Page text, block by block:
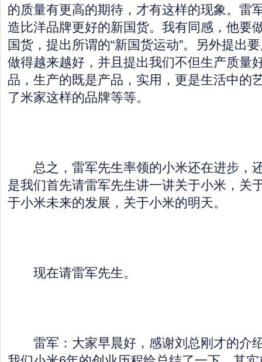
的质量有更高的期待，才有这样的现象。雷
造比洋品牌更好的新国货。我有同感，他要
国货，提出所谓的“新国货运动”。另外提出
做得越来越好，并且提出我们不但生产质量
品，生产的既是产品，实用，更是生活中的
了米家这样的品牌等等。
总之，雷军先生率领的小米还在进步，
是我们首先请雷军先生讲一讲关于小米，关
于小米未来的发展，关于小米的明天。
现在请雷军先生。
雷军：大家早晨好，感谢刘总刚才的介